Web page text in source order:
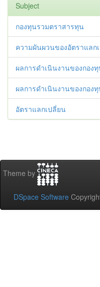
Subject
กองทุนรวมตราสารทุน
ความผันผวนของอัตราแลก
ผลการดำเนินงานของกอง
ผลการดําเนินงานของกอง
อัตราแลกเปลี่ยน
Theme by
DSpace Software